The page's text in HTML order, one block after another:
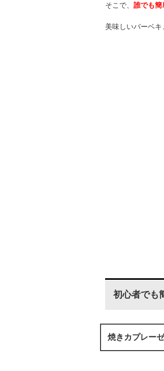
そこで、 誰でも簡
美味しいバーベキ
初心者でも
焼きカプレーゼ